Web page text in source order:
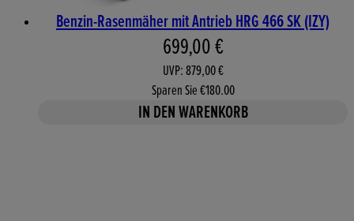
Benzin-Rasenmäher mit Antrieb HRG 466 SK (IZY)
Aktueller Preis: 699,00 €.
699,00 €
UVP: 879,00 €
Sparen Sie €180.00
IN DEN WARENKORB